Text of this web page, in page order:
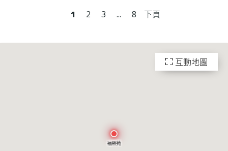
福熙苑
互動地圖
1 2 3 ... 8 下頁